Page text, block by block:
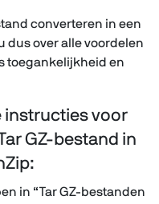
converteren in een
dus over alle voordelen
toegankelijkheid en
instructies voor
GZ-bestand in
in “Tar GZ-bestanden